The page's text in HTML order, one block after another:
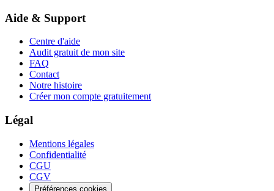
Aide & Support
Centre d'aide
Audit gratuit de mon site
FAQ
Contact
Notre histoire
Créer mon compte gratuitement
Légal
Mentions légales
Confidentialité
CGU
CGV
Préférences cookies